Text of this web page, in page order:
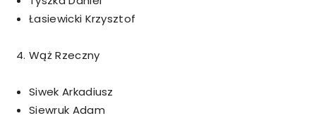
Łasiewicki Krzysztof
Wąż Rzeczny
Siwek Arkadiusz
Siewruk Adam